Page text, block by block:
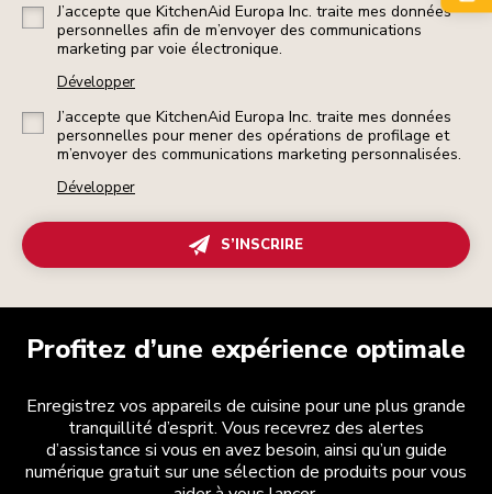
J’accepte que KitchenAid Europa Inc. traite mes données
personnelles afin de m’envoyer des communications
marketing par voie électronique.
Développer
J’accepte que KitchenAid Europa Inc. traite mes données
personnelles pour mener des opérations de profilage et
m’envoyer des communications marketing personnalisées.
Développer
S’INSCRIRE
Profitez d’une expérience optimale
Enregistrez vos appareils de cuisine pour une plus grande
tranquillité d’esprit. Vous recevrez des alertes
d’assistance si vous en avez besoin, ainsi qu’un guide
numérique gratuit sur une sélection de produits pour vous